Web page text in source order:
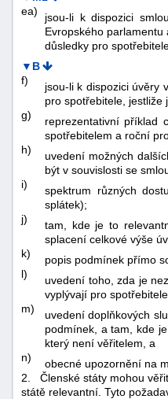
ea)
jsou-li k dispozici
Evropského
důsledky pro
▼B
f)
jsou-li k dispozici úvěry
pro spotřebitele, jestliže
g)
reprezentativní příklad
spotřebitelem a roční
h)
uvedení možných
být v souvislosti se
i)
spektrum různých
splátek);
j)
tam, kde je to
splacení celkové výše
k)
popis podmínek přímo
l)
uvedení toho, zda je
vyplývají pro
m)
uvedení doplňkových
podmínek, a tam, kde
který není věřitelem, a
n)
obecné upozornění na
2.
Členské státy mohou
státě relevantní. Tyto